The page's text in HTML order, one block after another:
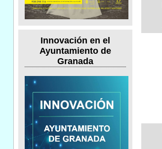
Innovación en el
Ayuntamiento de
Granada